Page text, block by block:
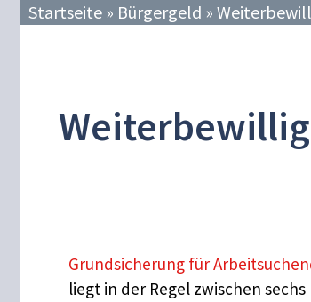
Startseite » Bürgergeld »
Grundsicherung für
liegt in der Regel zwischen